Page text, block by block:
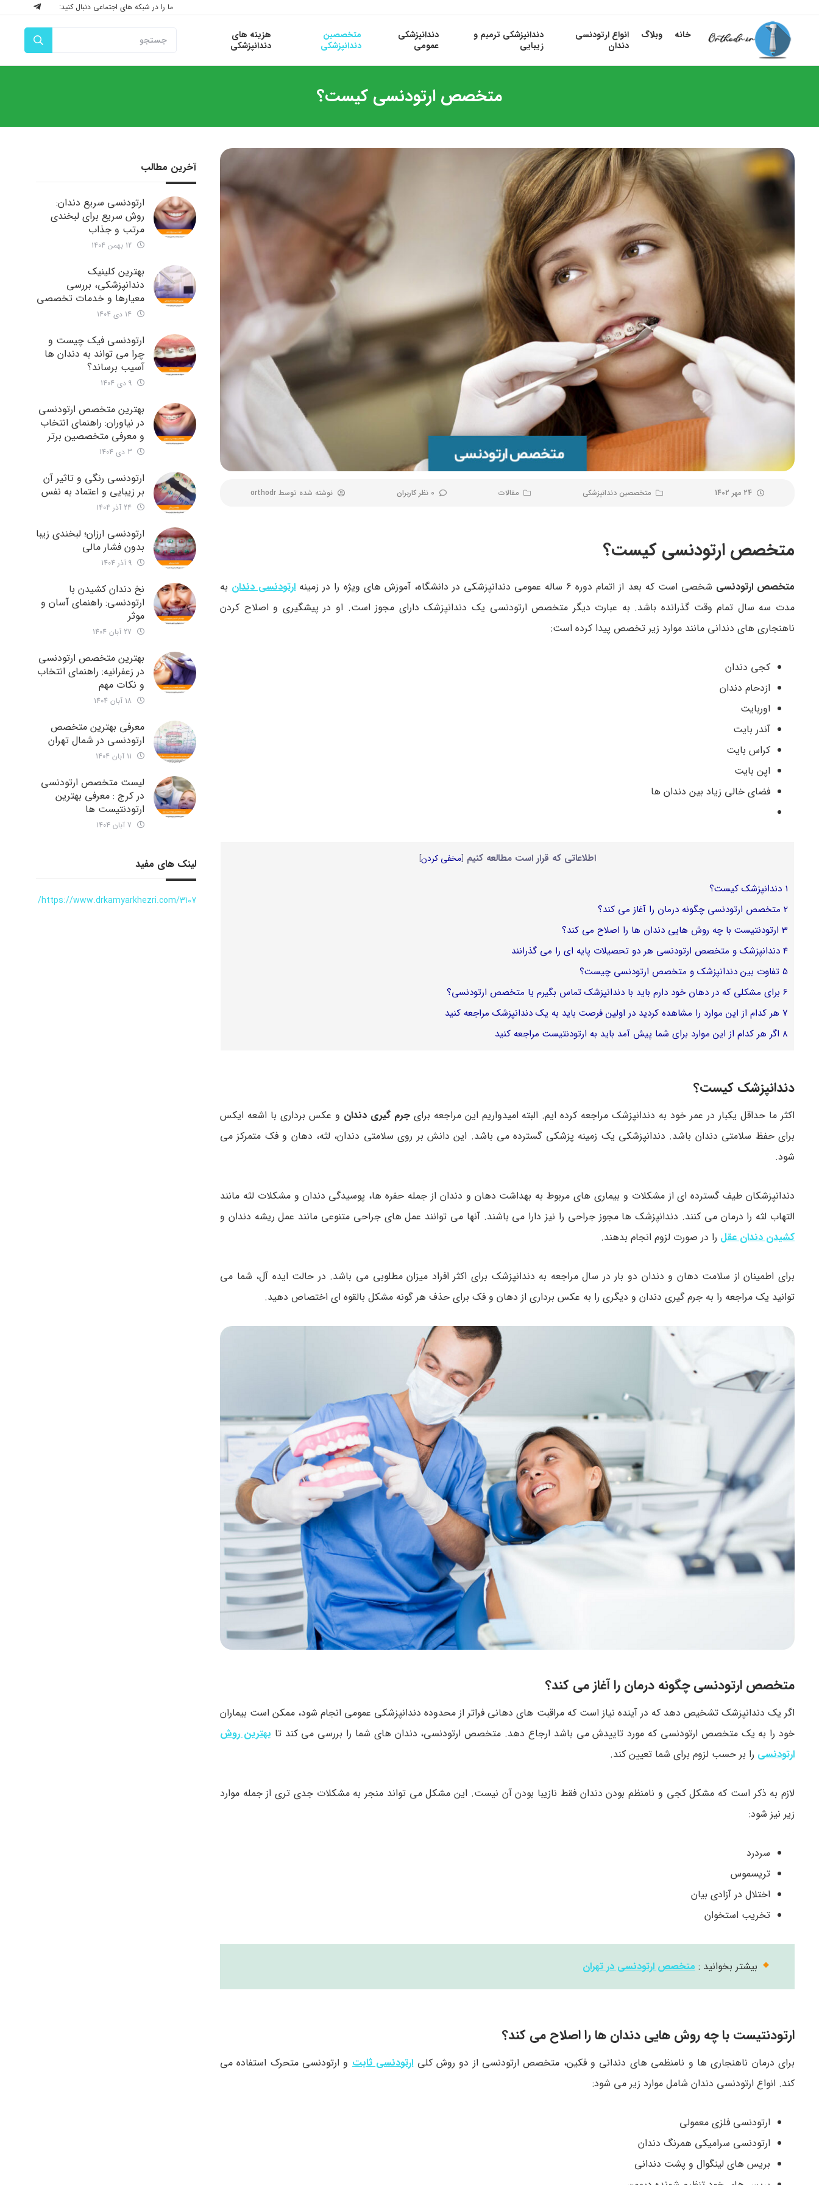
ما را در شبکه های اجتماعی دنبال کنید:
خانه وبلاگ
انواع ارتودنسی
دندان
دندانپزشکی ترمیم و
زیبایی
دندانپزشکی
عمومی
متخصصین
دندانپزشکی
هزینه های
دندانپزشکی
متخصص ارتودنسی کیست؟
24 مهر 1402 متخصصین دندانپزشکی مقالات 0 نظر کاربران نوشته شده توسط orthodr
متخصص ارتودنسی کیست؟
متخصص ارتودنسی شخصی است که بعد از اتمام دوره 6 ساله عمومی دندانپزشکی در دانشگاه، آموزش های ویژه را در زمینه ارتودنسی دندان به
مدت سه سال تمام وقت گذرانده باشد. به عبارت دیگر متخصص ارتودنسی یک دندانپزشک دارای مجوز است. او در پیشگیری و اصلاح کردن
ناهنجاری های دندانی مانند موارد زیر تخصص پیدا کرده است:
کجی دندان
ازدحام دندان
اوربایت
آندر بایت
کراس بایت
اپن بایت
فضای خالی زیاد بین دندان ها
اطلاعاتی که قرار است مطالعه کنیم [مخفی کردن]
1 دندانپزشک کیست؟
2 متخصص ارتودنسی چگونه درمان را آغاز می کند؟
3 ارتودنتیست با چه روش هایی دندان ها را اصلاح می کند؟
4 دندانپزشک و متخصص ارتودنسی هر دو تحصیلات پایه ای را می گذرانند
5 تفاوت بین دندانپزشک و متخصص ارتودنسی چیست؟
6 برای مشکلی که در دهان خود دارم باید با دندانپزشک تماس بگیرم یا متخصص ارتودنسی؟
7 هر کدام از این موارد را مشاهده کردید در اولین فرصت باید به یک دندانپزشک مراجعه کنید
8 اگر هر کدام از این موارد برای شما پیش آمد باید به ارتودنتیست مراجعه کنید
دندانپزشک کیست؟
اکثر ما حداقل یکبار در عمر خود به دندانپزشک مراجعه کرده ایم. البته امیدواریم این مراجعه برایجرم گیری دندان و عکس برداری با اشعه ایکس
برای حفظ سلامتی دندان باشد. دندانپزشکی یک زمینه پزشکی گسترده می باشد. این دانش بر روی سلامتی دندان، لثه، دهان و فک متمرکز می
شود.
دندانپزشکان طیف گسترده ای از مشکلات و بیماری های مربوط به بهداشت دهان و دندان از جمله حفره ها، پوسیدگی دندان و مشکلات لثه مانند
التهاب لثه را درمان می کنند. دندانپزشک ها مجوز جراحی را نیز دارا می باشند. آنها می توانند عمل های جراحی متنوعی مانند عمل ریشه دندان و
کشیدن دندان عقل را در صورت لزوم انجام بدهند.
برای اطمینان از سلامت دهان و دندان دو بار در سال مراجعه به دندانپزشک برای اکثر افراد میزان مطلوبی می باشد. در حالت ایده آل، شما می
توانید یک مراجعه را به جرم گیری دندان و دیگری را به عکس برداری از دهان و فک برای حذف هر گونه مشکل بالقوه ای اختصاص دهید.
متخصص ارتودنسی چگونه درمان را آغاز می کند؟
اگر یک دندانپزشک تشخیص دهد که در آینده نیاز است که مراقبت های دهانی فراتر از محدوده دندانپزشکی عمومی انجام شود، ممکن است بیماران
خود را به یک متخصص ارتودنسی که مورد تاییدش می باشد ارجاع دهد. متخصص ارتودنسی، دندان های شما را بررسی می کند تابهترین روش
ارتودنسی را بر حسب لزوم برای شما تعیین کند.
لازم به ذکر است که مشکل کجی و نامنظم بودن دندان فقط نازیبا بودن آن نیست. این مشکل می تواند منجر به مشکلات جدی تری از جمله موارد
زیر نیز شود:
سردرد
تریسموس
اختلال در آزادی بیان
تخریب استخوان
بیشتر بخوانید :متخصص ارتودنسی در تهران
ارتودنتیست با چه روش هایی دندان ها را اصلاح می کند؟
برای درمان ناهنجاری ها و نامنظمی های دندانی و فکین، متخصص ارتودنسی از دو روش کلیارتودنسی ثابتو ارتودنسی متحرک استفاده می
کند. انواع ارتودنسی دندان شامل موارد زیر می شود:
ارتودنسی فلزی معمولی
ارتودنسی سرامیکی همرنگ دندان
بریس های لینگوال و پشت دندانی
آخرین مطالب
ارتودنسی سریع دندان:
روش سریع برای لبخندی
مرتب و جذاب
بهترین کلینیک
دندانپزشکی، بررسی
معیارها و خدمات تخصصی
ارتودنسی فیک چیست و
چرا می تواند به دندان ها
آسیب برساند؟
بهترین متخصص ارتودنسی
در نیاوران: راهنمای انتخاب
و معرفی متخصصین برتر
ارتودنسی رنگی و تاثیر آن
بر زیبایی و اعتماد به نفس
ارتودنسی ارزان؛ لبخندی زیبا
بدون فشار مالی
نخ دندان کشیدن با
ارتودنسی: راهنمای آسان و
موثر
بهترین متخصص ارتودنسی
در زعفرانیه: راهنمای انتخاب
و نکات مهم
معرفی بهترین متخصص
ارتودنسی در شمال تهران
لیست متخصص ارتودنسی
در کرج : معرفی بهترین
ارتودنتیست ها
لینک های مفید
https://www.drkamyarkhezri.com/3107/